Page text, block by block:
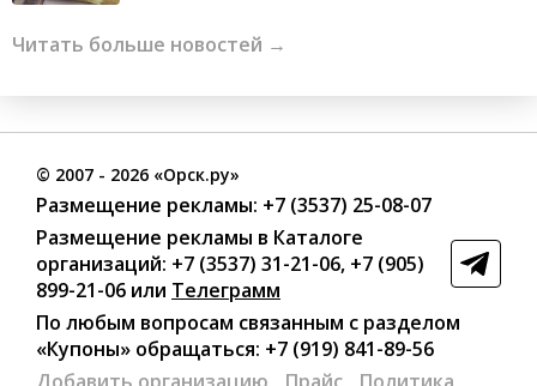
Читать больше новостей →
© 2007 - 2026 «Орск.ру»
Размещение рекламы: +7 (3537) 25-08-07
Размещение рекламы в Каталоге
организаций: +7 (3537) 31-21-06, +7 (905)
899-21-06 или Телеграмм
По любым вопросам связанным с разделом
«Купоны» обращаться: +7 (919) 841-89-56
Добавить организацию
Прайс Политика